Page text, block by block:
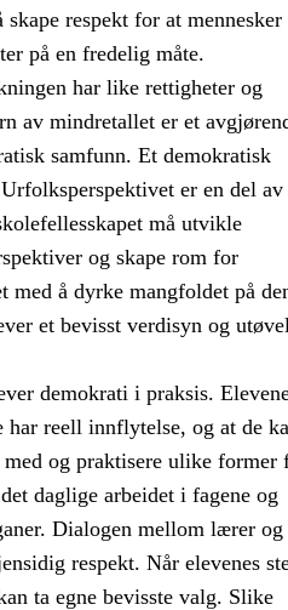
respekt for at mennesker
på en fredelig måte.
har like rettigheter og
av mindretallet er et
samfunn. Et demokratisk
er en del av
må utvikle
og skape rom for
å dyrke mangfoldet på
et bevisst verdisyn og
demokrati i praksis.
reell innflytelse, og at de
og praktisere ulike former
daglige arbeidet i fagene og
Dialogen mellom lærer og
respekt. Når elevenes
ta egne bevisste valg. Slike